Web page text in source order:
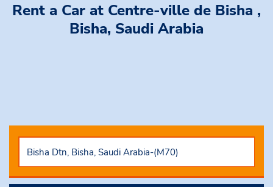
Rent a Car at Centre-ville de Bisha ,
Bisha, Saudi Arabia